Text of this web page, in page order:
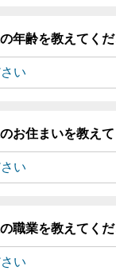
年齢を教えてくだ
お住まいを教えて
職業を教えてくだ